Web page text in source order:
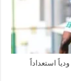
استعداداً